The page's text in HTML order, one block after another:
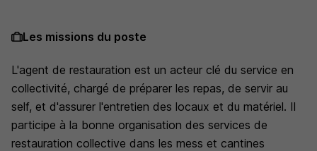
Les missions du poste
L'agent de restauration est un acteur clé du service en
collectivité, chargé de préparer les repas, de servir au
self, et d'assurer l'entretien des locaux et du matériel. Il
participe à la bonne organisation des services de
restauration collective dans les mess et cantines